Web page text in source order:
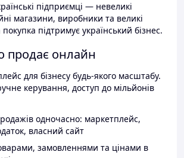
підприємці — невеликі
магазини, виробники та великі
підтримує український бізнес.
продає онлайн
для бізнесу будь-якого масштабу.
керування, доступ до мільйонів
одночасно: маркетплейс,
власний сайт
замовленнями та цінами в